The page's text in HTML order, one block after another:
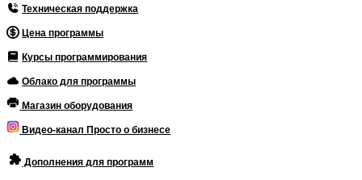
Техническая поддержка
Цена программы
Курсы программирования
Облако для программы
Магазин оборудования
Видео-канал Просто о бизнесе
Дополнения для программ